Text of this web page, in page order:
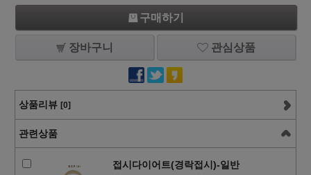
구매하기
장바구니 관심상품
상품리뷰 [0]
관련상품
접시다이어트(경락접시)-일반